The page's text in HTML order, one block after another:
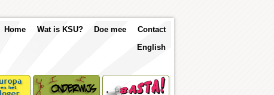
TopSkip
content
Skip
content
Contact
Doe mee
Wat is KSU?
Home
English